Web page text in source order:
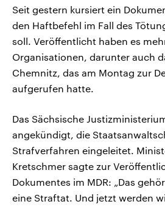
Seit gestern kursiert ein
den Haftbefehl im Fall des
soll. Veröffentlicht haben es
Organisationen, darunter auch
Chemnitz, das am Montag zur
aufgerufen hatte.
Das Sächsische
angekündigt, die
Strafverfahren eingeleitet.
Kretschmer sagte zur
Dokumentes im MDR: „Das
eine Straftat. Und jetzt werden